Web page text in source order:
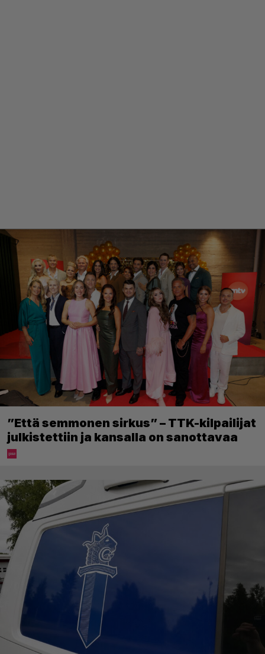
”Että semmonen sirkus” – TTK-kilpailijat
julkistettiin ja kansalla on sanottavaa